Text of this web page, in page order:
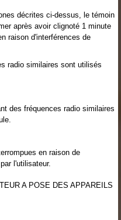
décrites ci-dessus, le témoin
après avoir clignoté 1 minute
raison d'interférences de
radio similaires sont utilisés
des fréquences radio similaires
en raison de
l'utilisateur.
A POSE DES APPAREILS